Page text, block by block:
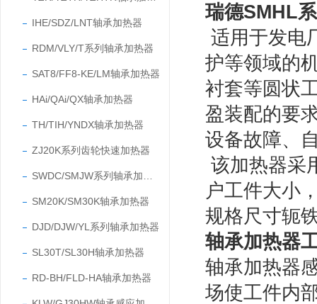
IHE/SDZ/LNT轴承加热器
RDM/VLY/T系列轴承加热器
SAT8/FF8-KE/LM轴承加热器
HAi/QAi/QX轴承加热器
TH/TIH/YNDX轴承加热器
ZJ20K系列齿轮快速加热器
SM20K/SM30K轴承加热器
DJD/DJW/YL系列轴承加热器
SL30T/SL30H轴承加热器
RD-BH/FLD-HA轴承加热器
瑞德SMHL
适用于发电
护等领域的
衬套等圆状
盈装配的要
设备故障、
该加热器采
户工件大小
规格尺寸轭
轴承加热器
轴承加热器
场使工件内